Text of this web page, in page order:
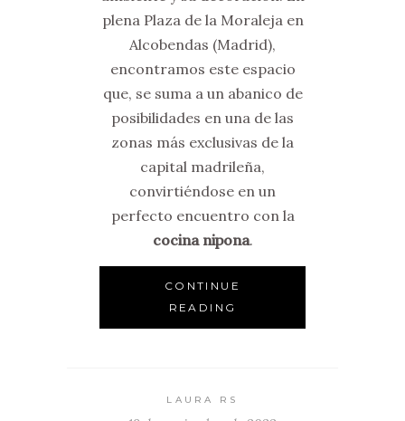
plena Plaza de la Moraleja en
Alcobendas (Madrid),
encontramos este espacio
que, se suma a un abanico de
posibilidades en una de las
zonas más exclusivas de la
capital madrileña,
convirtiéndose en un
perfecto encuentro con la
cocina nipona.
CONTINUE
READING
LAURA RS